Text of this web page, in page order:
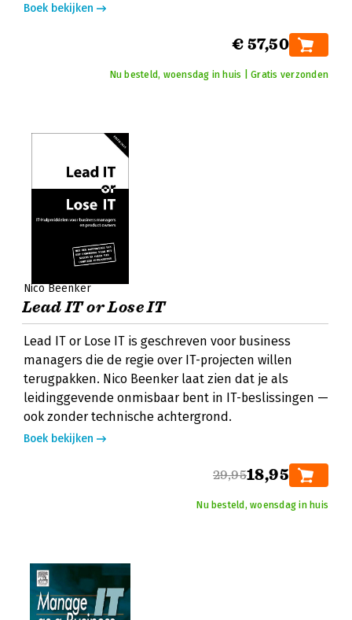
Boek bekijken
€ 57,50
Nu besteld, woensdag in huis | Gratis verzonden
Nico Beenker
Lead IT or Lose IT
Lead IT or Lose IT is geschreven voor business
managers die de regie over IT-projecten willen
terugpakken. Nico Beenker laat zien dat je als
leidinggevende onmisbaar bent in IT-beslissingen —
ook zonder technische achtergrond.
Boek bekijken
29,9518,95
Nu besteld, woensdag in huis